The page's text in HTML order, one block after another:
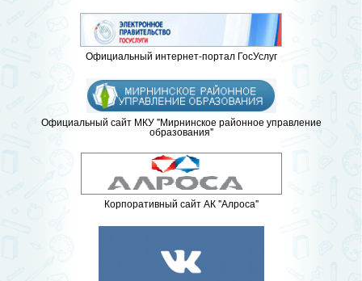
Официальный интернет-портал ГосУслуг
Официальный сайт МКУ "Мирнинское районное управление
образования"
Корпоративный сайт АК "Алроса"